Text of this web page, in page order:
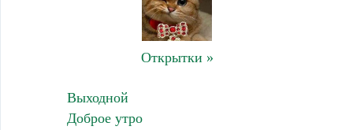
Открытки »
Выходной
Доброе утро